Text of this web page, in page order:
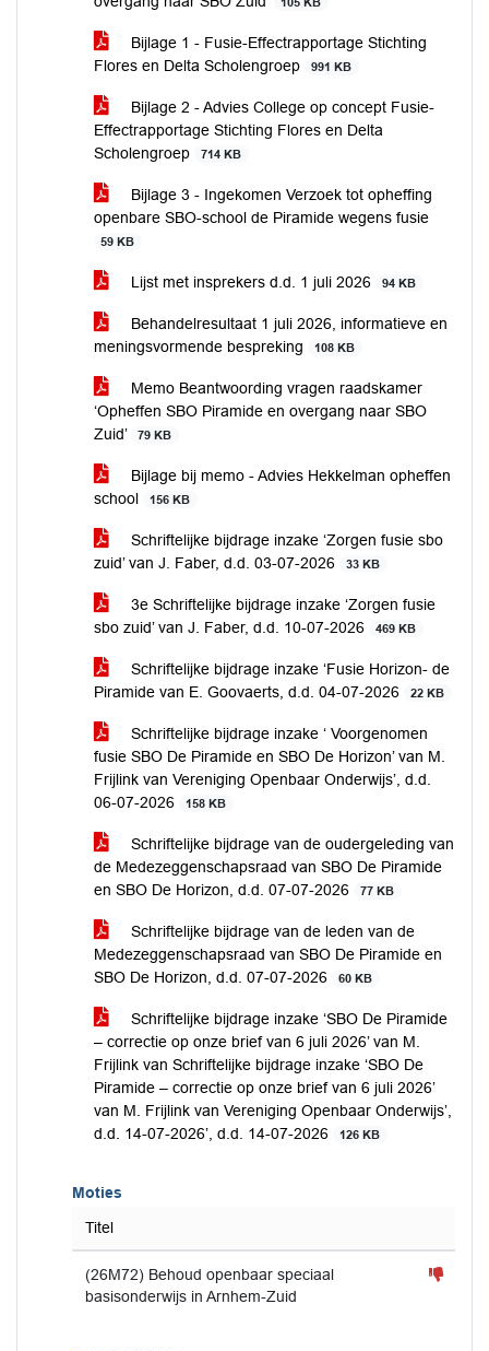
Bijlage 1 - Fusie-Effectrapportage Stichting
Flores en Delta Scholengroep
991 KB
Bijlage 2 - Advies College op concept Fusie-
Effectrapportage Stichting Flores en Delta
Scholengroep
714 KB
Bijlage 3 - Ingekomen Verzoek tot opheffing
openbare SBO-school de Piramide wegens fusie
59 KB
Lijst met insprekers d.d. 1 juli 2026 94 KB
Behandelresultaat 1 juli 2026, informatieve en
meningsvormende bespreking
108 KB
Memo Beantwoording vragen raadskamer
‘Opheffen SBO Piramide en overgang naar SBO
Zuid’
79 KB
Bijlage bij memo - Advies Hekkelman opheffen
school
156 KB
Schriftelijke bijdrage inzake ‘Zorgen fusie sbo
zuid’ van J. Faber, d.d. 03-07-2026
33 KB
3e Schriftelijke bijdrage inzake ‘Zorgen fusie
sbo zuid’ van J. Faber, d.d. 10-07-2026
469 KB
Schriftelijke bijdrage inzake ‘Fusie Horizon- de
Piramide van E. Goovaerts, d.d. 04-07-2026
22 KB
Schriftelijke bijdrage inzake ‘ Voorgenomen
fusie SBO De Piramide en SBO De Horizon’ van M.
Frijlink van Vereniging Openbaar Onderwijs’, d.d.
06-07-2026
158 KB
Schriftelijke bijdrage van de oudergeleding van
de Medezeggenschapsraad van SBO De Piramide
en SBO De Horizon, d.d. 07-07-2026
77 KB
Schriftelijke bijdrage van de leden van de
Medezeggenschapsraad van SBO De Piramide en
SBO De Horizon, d.d. 07-07-2026
60 KB
Schriftelijke bijdrage inzake ‘SBO De Piramide
– correctie op onze brief van 6 juli 2026’ van M.
Frijlink van Schriftelijke bijdrage inzake ‘SBO De
Piramide – correctie op onze brief van 6 juli 2026’
van M. Frijlink van Vereniging Openbaar Onderwijs’,
d.d. 14-07-2026’, d.d. 14-07-2026
126 KB
Moties
Titel
(26M72) Behoud openbaar speciaal
basisonderwijs in Arnhem-Zuid